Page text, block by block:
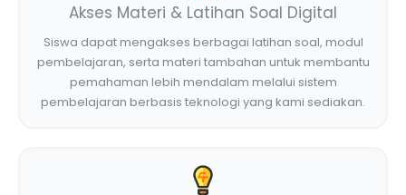
Akses Materi & Latihan Soal Digital
Siswa dapat mengakses berbagai latihan soal, modul
pembelajaran, serta materi tambahan untuk membantu
pemahaman lebih mendalam melalui sistem
pembelajaran berbasis teknologi yang kami sediakan.